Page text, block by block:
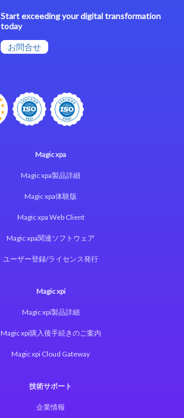
Start exceeding your digital transformation
today
お問合せ
Magic xpa
Magic xpa製品詳細
Magic xpa体験版
Magic xpa Web Client
Magic xpa関連ソフトウェア
ユーザー登録/ライセンス発行
Magic xpi
Magic xpi製品詳細
Magic xpi購入後手続きのご案内
Magic xpi Cloud Gateway
技術サポート
企業情報